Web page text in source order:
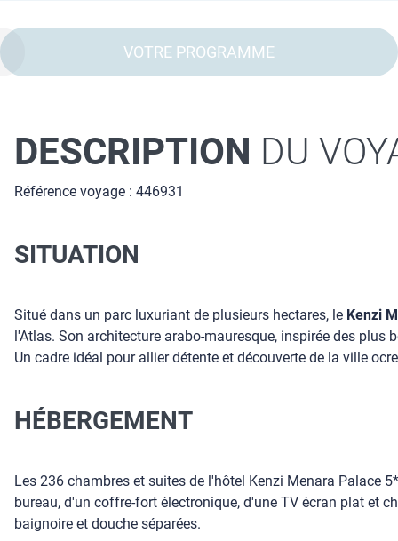
VOTRE PROGRAMME
DESCRIPTION DU
Référence voyage : 446931
SITUATION
Situé dans un parc luxuriant de plusieurs hectares, le Kenzi
l'Atlas. Son architecture arabo-mauresque, inspirée des
Un cadre idéal pour allier détente et découverte de la ville
HÉBERGEMENT
Les 236 chambres et suites de l'hôtel Kenzi Menara Palace
bureau, d'un coffre-fort électronique, d'une TV écran plat et
baignoire et douche séparées.